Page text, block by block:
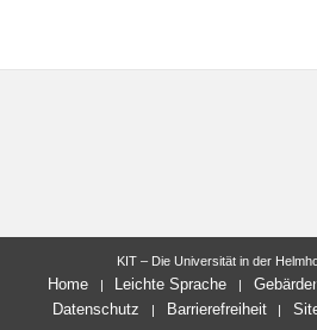
KIT – Die Universität in der
Home Leichte Sprache
Datenschutz
Barrierefreiheit